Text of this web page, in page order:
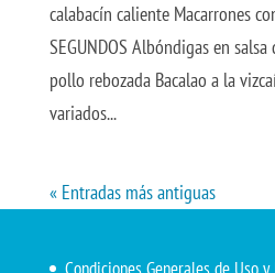
calabacín caliente Macarrones
SEGUNDOS Albóndigas en
pollo rebozada Bacalao a la
variados...
« Entradas más antiguas